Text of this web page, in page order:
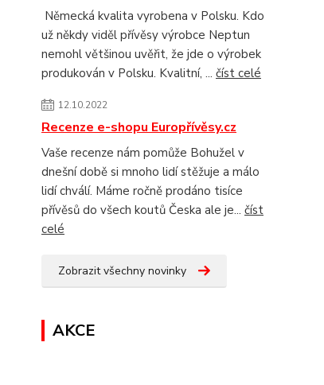
Německá kvalita vyrobena v Polsku. Kdo
už někdy viděl přívěsy výrobce Neptun
nemohl většinou uvěřit, že jde o výrobek
produkován v Polsku. Kvalitní, ... číst celé
12.10.2022
Recenze e-shopu Europřívěsy.cz
Vaše recenze nám pomůže Bohužel v
dnešní době si mnoho lidí stěžuje a málo
lidí chválí. Máme ročně prodáno tisíce
přívěsů do všech koutů Česka ale je... číst
celé
Zobrazit všechny novinky
AKCE